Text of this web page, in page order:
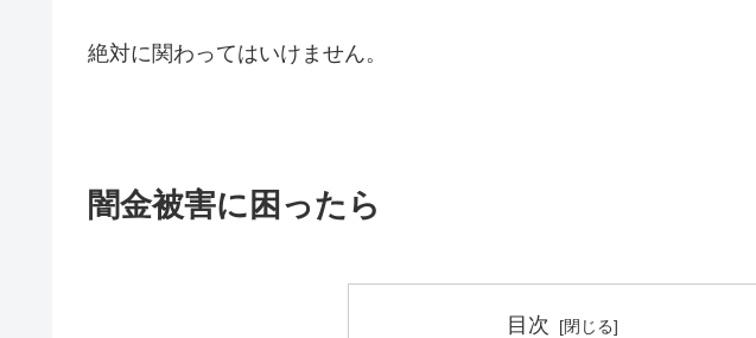
絶対に関わってはいけません。
闇金被害に困ったら
目次